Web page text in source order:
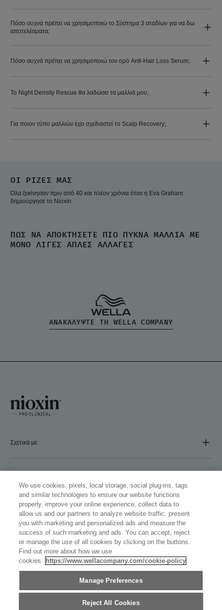
Πόσο συχνά πρέπει να χρησιμοποιώ το Σύστημα 3 σταδίων για να δω
αποτελέσματα;
Πόσο συχνά πρέπει να χρησιμοποιώ τον ορό Anti-Hair Loss Serum;
Το Night Density Rescue θα λαδώσει τα μαλλιά μου;
Για ποιον τύπο μαλλιών έχει σχεδιαστεί το Scalp Recovery;
ΟΙ ΡΊΖΕΣ ΜΑΣ
Όλα ξεκίνησαν πριν από 40 και πλέον χρόνια όταν η Eva Graham
δημιούργησε το Nioxin.
ΠΏΣ ΝΑ ΑΠΟΚΤΉΣΕΤΕ ΠΙΟ ΠΥΚΝΆ ΜΑΛΛΙΆ ΜΕ
ΜΌΝΟ ΛΊΓΕΣ ΑΠΛΈΣ ΑΛΛΑΓΈΣ
ΑΝΑΚΑΛΥΨΤΕ ΤΗ WELLA COMPANY
Σχετικά με
Ακολουθήστε μας
©2026 WELLA OPERATIONS US LLC, ΌΛΑ ΤΑ
ΕΜΠΟΡΙΚΆ ΣΉΜΑΤΑ ΕΊΝΑΙ ΚΑΤΑΧΩΡΗΜΈΝΑ. ΜΕ
WELLASTORE
GREECE (ΕΛΛΗΝΙΚΆ)
We use cookies, pixels, local storage, social plug-ins, tags
and similar technologies to ensure our website functions
properly, improve your online experience, collect data to
allow us and our partners to analyze website traffic, present
you with marketing and personalized ads and measure the
success of such marketing and ads. You can accept, reject
or manage the use of all cookies by clicking on the buttons.
Find out more about how we use
cookies. https://www.wellacompany.com/cookie-policy
Manage Preferences
Reject All Cookies